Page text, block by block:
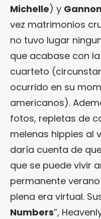
Michelle) y Gannon
vez matrimonios
no tuvo lugar
que acabase con
cuarteto
ocurrido en su
americanos).
fotos, repletas de
melenas hippies al
daría cuenta de
que se puede vivir
permanente
plena era virtual.
Numbers”,